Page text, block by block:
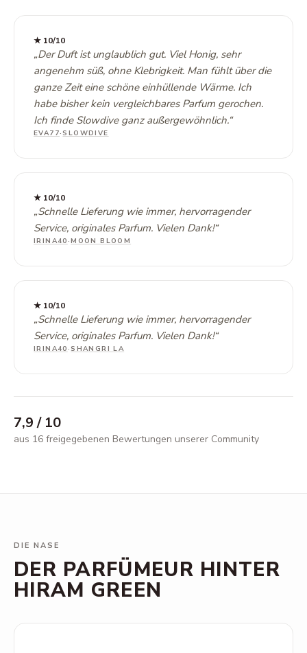
★ 10/10
„Der Duft ist unglaublich gut. Viel Honig, sehr
angenehm süß, ohne Klebrigkeit. Man fühlt über die
ganze Zeit eine schöne einhüllende Wärme. Ich
habe bisher kein vergleichbares Parfum gerochen.
Ich finde Slowdive ganz außergewöhnlich.“
EVA77· SLOWDIVE
★ 10/10
„Schnelle Lieferung wie immer, hervorragender
Service, originales Parfum. Vielen Dank!“
IRINA40·MOON BLOOM
★ 10/10
„Schnelle Lieferung wie immer, hervorragender
Service, originales Parfum. Vielen Dank!“
IRINA40· SHANGRI LA
7,9/ 10
aus 16 freigegebenen Bewertungen unserer Community
DIE NASE
DER PARFÜMEUR HINTER
HIRAM GREEN